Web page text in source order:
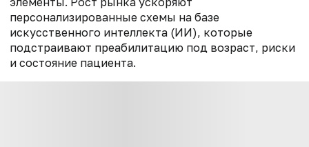
персонализированные схемы на базе
искусственного интеллекта (ИИ), которые
подстраивают преабилитацию под возраст, риски
и состояние пациента.